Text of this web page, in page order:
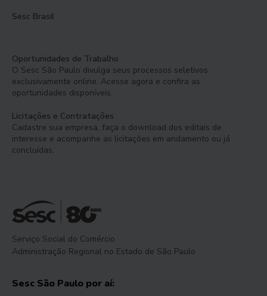
Sesc Brasil
Oportunidades de Trabalho
O Sesc São Paulo divulga seus processos seletivos
exclusivamente online. Acesse agora e confira as
oportunidades disponíveis.
Licitações e Contratações
Cadastre sua empresa, faça o download dos editais de
interesse e acompanhe as licitações em andamento ou já
concluídas.
Serviço Social do Comércio
Administração Regional no Estado de São Paulo
Sesc São Paulo por aí: